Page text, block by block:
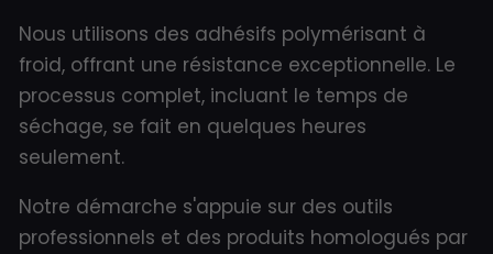
Nous utilisons des adhésifs polymérisant à
froid, offrant une résistance exceptionnelle. Le
processus complet, incluant le temps de
séchage, se fait en quelques heures
seulement.
Notre démarche s'appuie sur des outils
professionnels et des produits homologués par